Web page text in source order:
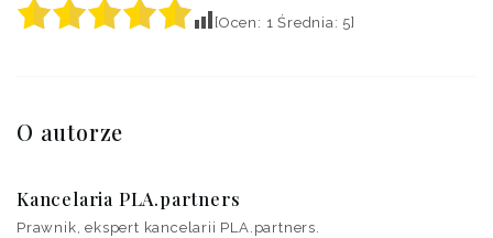
[Ocen: 1 Średnia: 5]
O autorze
Kancelaria PLA.partners
Prawnik, ekspert kancelarii PLA.partners.